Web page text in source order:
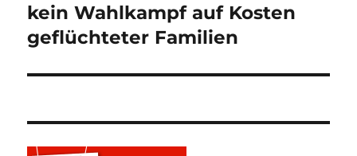
Beitrag:
kein Wahlkampf auf Kosten
geflüchteter Familien